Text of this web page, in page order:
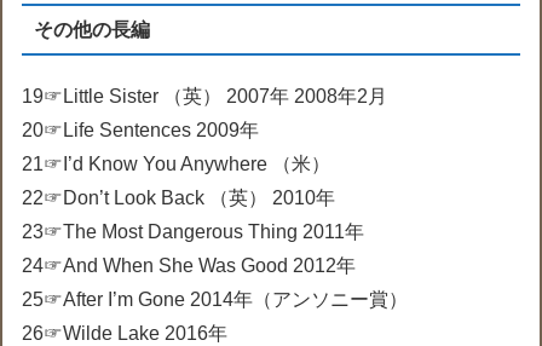
その他の長編
19☞Little Sister （英） 2007年 2008年2月
20☞Life Sentences 2009年
21☞I’d Know You Anywhere （米）
22☞Don’t Look Back （英） 2010年
23☞The Most Dangerous Thing 2011年
24☞And When She Was Good 2012年
25☞After I’m Gone 2014年（アンソニー賞）
26☞Wilde Lake 2016年